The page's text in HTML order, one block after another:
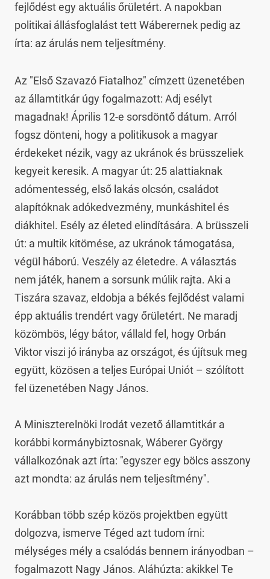
fejlődést egy aktuális őrületért. A napokban
politikai állásfoglalást tett Wáberernek pedig az
írta: az árulás nem teljesítmény.
Az "Első Szavazó Fiatalhoz" címzett üzenetében
az államtitkár úgy fogalmazott: Adj esélyt
magadnak! Április 12-e sorsdöntő dátum. Arról
fogsz dönteni, hogy a politikusok a magyar
érdekeket nézik, vagy az ukránok és brüsszeliek
kegyeit keresik. A magyar út: 25 alattiaknak
adómentesség, első lakás olcsón, családot
alapítóknak adókedvezmény, munkáshitel és
diákhitel. Esély az életed elindítására. A brüsszeli
út: a multik kitömése, az ukránok támogatása,
végül háború. Veszély az életedre. A választás
nem játék, hanem a sorsunk múlik rajta. Aki a
Tiszára szavaz, eldobja a békés fejlődést valami
épp aktuális trendért vagy őrületért. Ne maradj
közömbös, légy bátor, vállald fel, hogy Orbán
Viktor viszi jó irányba az országot, és újítsuk meg
együtt, közösen a teljes Európai Uniót – szólított
fel üzenetében Nagy János.
A Miniszterelnöki Irodát vezető államtitkár a
korábbi kormánybiztosnak, Wáberer György
vállalkozónak azt írta: "egyszer egy bölcs asszony
azt mondta: az árulás nem teljesítmény".
Korábban több szép közös projektben együtt
dolgozva, ismerve Téged azt tudom írni:
mélységes mély a csalódás bennem irányodban –
fogalmazott Nagy János. Aláhúzta: akikkel Te